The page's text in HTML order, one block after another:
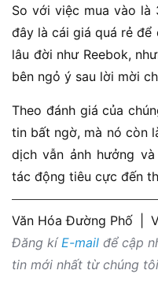
So với việc mua vào
đây là cái giá quá rẻ
lâu đời như Reebok,
bên ngỏ ý sau lời mời
Theo đánh giá của
tin bất ngờ, mà nó còn
dịch vẫn ảnh hưởng
tác động tiêu cực đến
Văn Hóa Đường Phố
Đăng kí E-mail để cập
tin mới nhất từ chúng